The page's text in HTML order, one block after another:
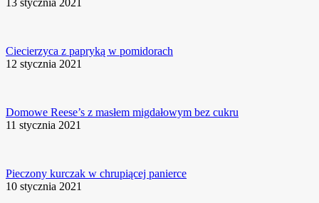
13 stycznia 2021
Ciecierzyca z papryką w pomidorach
12 stycznia 2021
Domowe Reese’s z masłem migdałowym bez cukru
11 stycznia 2021
Pieczony kurczak w chrupiącej panierce
10 stycznia 2021